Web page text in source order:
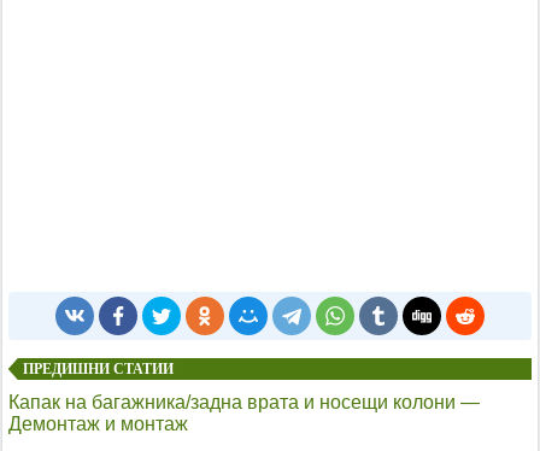
ПРЕДИШНИ СТАТИИ
Капак на багажника/задна врата и носещи колони —
Демонтаж и монтаж